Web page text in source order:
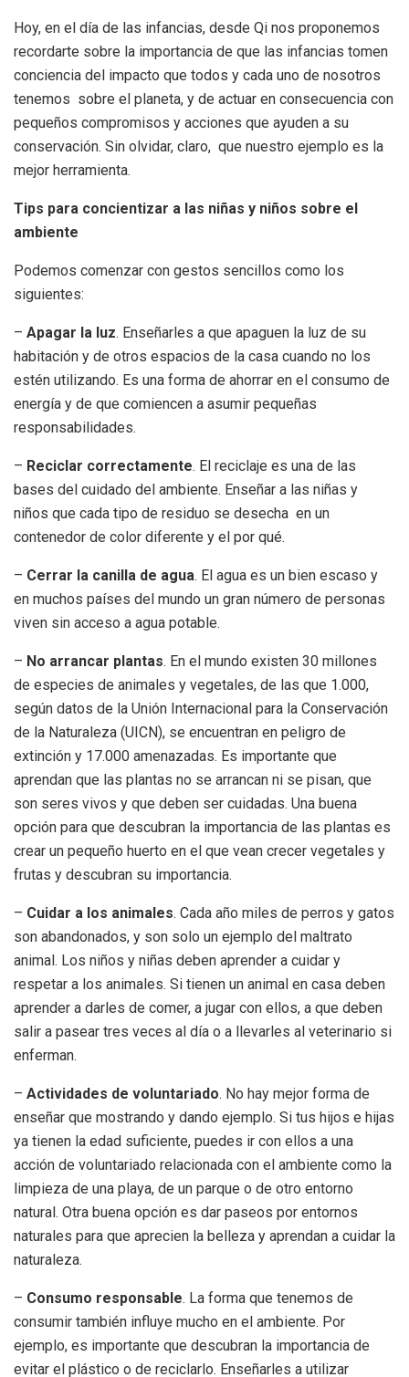
Hoy, en el día de las infancias, desde Qi nos proponemos
recordarte sobre la importancia de que las infancias tomen
conciencia del impacto que todos y cada uno de nosotros
tenemos sobre el planeta, y de actuar en consecuencia con
pequeños compromisos y acciones que ayuden a su
conservación. Sin olvidar, claro, que nuestro ejemplo es la
mejor herramienta.
Tips para concientizar a las niñas y niños sobre el
ambiente
Podemos comenzar con gestos sencillos como los
siguientes:
– Apagar la luz. Enseñarles a que apaguen la luz de su
habitación y de otros espacios de la casa cuando no los
estén utilizando. Es una forma de ahorrar en el consumo de
energía y de que comiencen a asumir pequeñas
responsabilidades.
– Reciclar correctamente. El reciclaje es una de las
bases del cuidado del ambiente. Enseñar a las niñas y
niños que cada tipo de residuo se desecha en un
contenedor de color diferente y el por qué.
– Cerrar la canilla de agua. El agua es un bien escaso y
en muchos países del mundo un gran número de personas
viven sin acceso a agua potable.
– No arrancar plantas. En el mundo existen 30 millones
de especies de animales y vegetales, de las que 1.000,
según datos de la Unión Internacional para la Conservación
de la Naturaleza (UICN), se encuentran en peligro de
extinción y 17.000 amenazadas. Es importante que
aprendan que las plantas no se arrancan ni se pisan, que
son seres vivos y que deben ser cuidadas. Una buena
opción para que descubran la importancia de las plantas es
crear un pequeño huerto en el que vean crecer vegetales y
frutas y descubran su importancia.
– Cuidar a los animales. Cada año miles de perros y gatos
son abandonados, y son solo un ejemplo del maltrato
animal. Los niños y niñas deben aprender a cuidar y
respetar a los animales. Si tienen un animal en casa deben
aprender a darles de comer, a jugar con ellos, a que deben
salir a pasear tres veces al día o a llevarles al veterinario si
enferman.
– Actividades de voluntariado. No hay mejor forma de
enseñar que mostrando y dando ejemplo. Si tus hijos e hijas
ya tienen la edad suficiente, puedes ir con ellos a una
acción de voluntariado relacionada con el ambiente como la
limpieza de una playa, de un parque o de otro entorno
natural. Otra buena opción es dar paseos por entornos
naturales para que aprecien la belleza y aprendan a cuidar la
naturaleza.
– Consumo responsable. La forma que tenemos de
consumir también influye mucho en el ambiente. Por
ejemplo, es importante que descubran la importancia de
evitar el plástico o de reciclarlo. Enseñarles a utilizar